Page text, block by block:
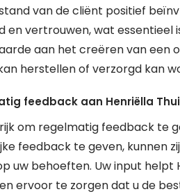
van de cliënt positief
en vertrouwen, wat essentieel
aan het creëren van een
herstellen of verzorgd kan
feedback aan Henriëlla
om regelmatig feedback te
feedback te geven, kunnen
uw behoeften. Uw input helpt
ervoor te zorgen dat u de